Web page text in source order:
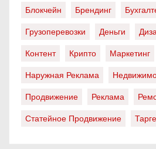
Блокчейн
Брендинг
Грузоперевозки
Деньги
Контент
Крипто
Маркетинг
Наружная Реклама
Продвижение
Реклама
Статейное Продвижение